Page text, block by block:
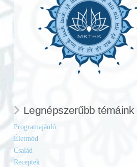
Legnépszerűbb témáink
Programajánló
Életmód
Család
Receptek